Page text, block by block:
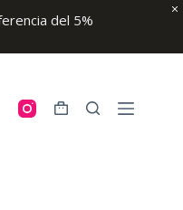
del 5%
Shopping